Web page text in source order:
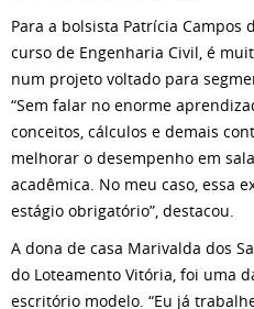
Para a bolsista Patrícia Campos
curso de Engenharia Civil, é
num projeto voltado para
“Sem falar no enorme
conceitos, cálculos e demais
melhorar o desempenho em
acadêmica. No meu caso, essa
estágio obrigatório”, destacou.
A dona de casa Marivalda dos
do Loteamento Vitória, foi uma
escritório modelo. “Eu já